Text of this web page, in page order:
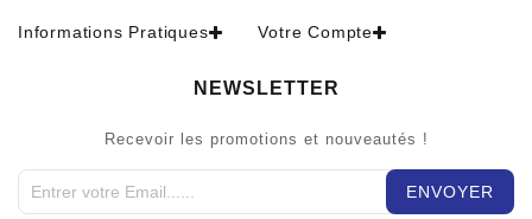
Informations Pratiques Votre Compte
NEWSLETTER
Recevoir les promotions et nouveautés !